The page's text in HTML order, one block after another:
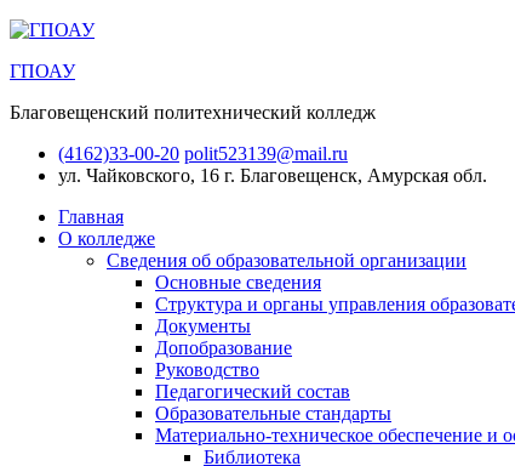
ГПОАУ
Благовещенский политехнический колледж
(4162)33-00-20 polit523139@mail.ru
ул. Чайковского, 16 г. Благовещенск, Амурская обл.
Главная
О колледже
Сведения об образовательной организации
Основные сведения
Структура и органы управления
Документы
Допобразование
Руководство
Педагогический состав
Образовательные стандарты
Материально-техническое обеспечение и
Библиотека